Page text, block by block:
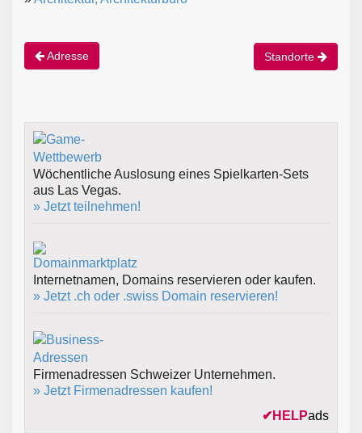
Adresse Standorte
Wöchentliche Auslosung eines Spielkarten-Sets
aus Las Vegas.
» Jetzt teilnehmen!
Internetnamen, Domains reservieren oder kaufen.
» Jetzt .ch oder .swiss Domain reservieren!
Firmenadressen Schweizer Unternehmen.
» Jetzt Firmenadressen kaufen!
✔ HELPads